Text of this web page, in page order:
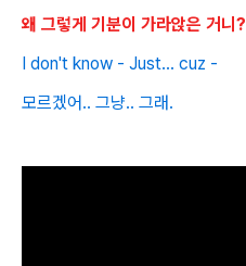
왜 그렇게 기분이 가라앉은 거니?
I don't know - Just... cuz -
모르겠어.. 그냥.. 그래.